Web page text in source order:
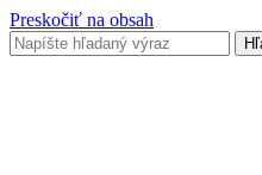
Preskočiť na obsah